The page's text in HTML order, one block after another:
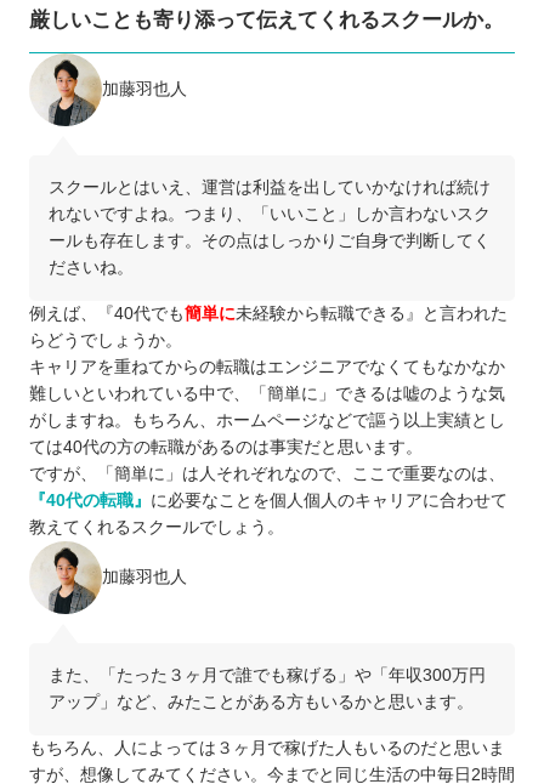
厳しいことも寄り添って伝えてくれるスクールか。
加藤羽也人
スクールとはいえ、運営は利益を出していかなければ続け
れないですよね。つまり、「いいこと」しか言わないスク
ールも存在します。その点はしっかりご自身で判断してく
ださいね。
例えば、『40代でも簡単に未経験から転職できる』と言われた
らどうでしょうか。
キャリアを重ねてからの転職はエンジニアでなくてもなかなか
難しいといわれている中で、「簡単に」できるは嘘のような気
がしますね。もちろん、ホームページなどで謳う以上実績とし
ては40代の方の転職があるのは事実だと思います。
ですが、「簡単に」は人それぞれなので、ここで重要なのは、
『40代の転職』 に必要なことを個人個人のキャリアに合わせて
教えてくれるスクールでしょう。
加藤羽也人
また、「たった３ヶ月で誰でも稼げる」や「年収300万円
アップ」など、みたことがある方もいるかと思います。
もちろん、人によっては３ヶ月で稼げた人もいるのだと思いま
すが、想像してみてください。今までと同じ生活の中毎日2時間